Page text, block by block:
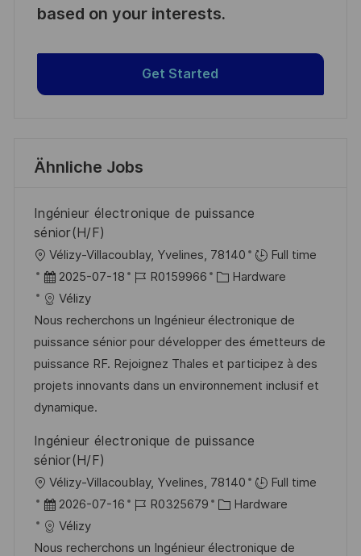
based on your interests.
Get Started
Ähnliche Jobs
Ingénieur électronique de puissance
sénior(H/F)
O
r
t
Vélizy-Villacoublay, Yvelines, 78140
Full time
D
a
t
u
m
d
e
V
ö
f
2025-07-18
J
b
-
I
D
R0159966
K
t
e
g
o
e
Hardware
Vélizy
Nous recherchons un Ingénieur électronique de
puissance sénior pour développer des émetteurs de
puissance RF. Rejoignez Thales et participez à des
projets innovants dans un environnement inclusif et
dynamique.
Ingénieur électronique de puissance
sénior(H/F)
O
r
t
Vélizy-Villacoublay, Yvelines, 78140
Full time
D
a
t
2026-07-16
J
b
R0325679
K
t
Hardware
Vélizy
Nous recherchons un Ingénieur électronique de